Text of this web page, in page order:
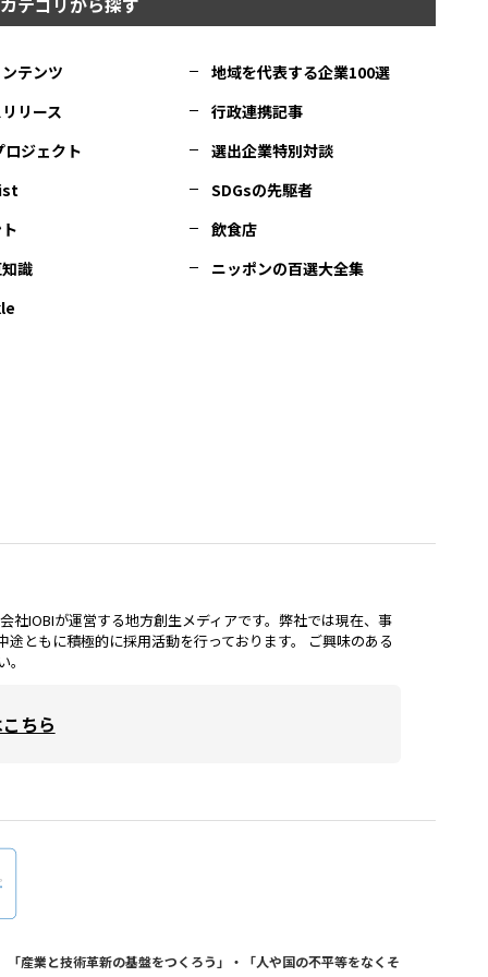
テンツ
地域を代表する企業100選
リース
行政連携記事
ロジェクト
選出企業特別対談
SDGsの先駆者
飲食店
識
ニッポンの百選大全集
社IOBIが運営する地方創生メディアです。弊社では現在、事
途ともに積極的に採用活動を行っております。 ご興味のある
ちら
産業と技術革新の基盤をつくろう」・「人や国の不平等をなくそ